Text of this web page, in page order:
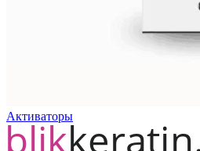
Активаторы